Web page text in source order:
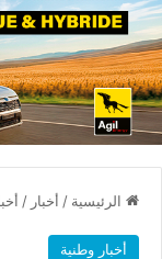
الرئيسية / أخبار /
أخبار وطنية